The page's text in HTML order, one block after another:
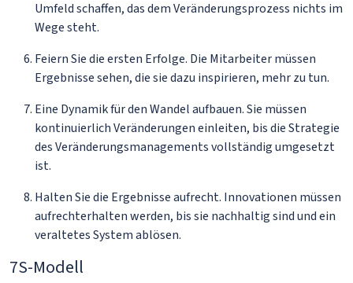
Umfeld schaffen, das dem Veränderungsprozess nichts im
Wege steht.
Feiern Sie die ersten Erfolge. Die Mitarbeiter müssen
Ergebnisse sehen, die sie dazu inspirieren, mehr zu tun.
Eine Dynamik für den Wandel aufbauen. Sie müssen
kontinuierlich Veränderungen einleiten, bis die Strategie
des Veränderungsmanagements vollständig umgesetzt
ist.
Halten Sie die Ergebnisse aufrecht. Innovationen müssen
aufrechterhalten werden, bis sie nachhaltig sind und ein
veraltetes System ablösen.
7S-Modell